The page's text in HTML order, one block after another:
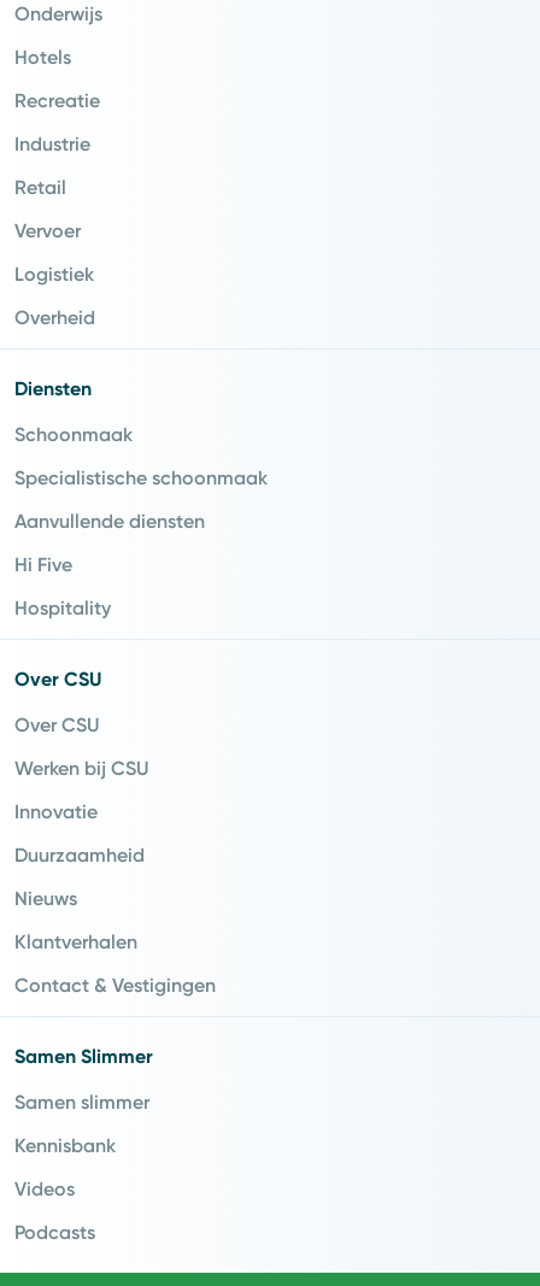
Onderwijs
Hotels
Recreatie
Industrie
Retail
Vervoer
Logistiek
Overheid
Diensten
Schoonmaak
Specialistische schoonmaak
Aanvullende diensten
Hi Five
Hospitality
Over CSU
Over CSU
Werken bij CSU
Innovatie
Duurzaamheid
Nieuws
Klantverhalen
Contact & Vestigingen
Samen Slimmer
Samen slimmer
Kennisbank
Videos
Podcasts